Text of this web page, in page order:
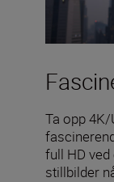
Ta opp
full HD ved
stillbilder